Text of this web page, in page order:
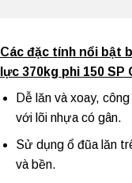
Các đặc tính nổi bật
lực 370kg phi 150 SP
Dễ lăn và xoay,
với lõi nhựa có gân.
Sử dụng ổ đũa lăn
và bền.